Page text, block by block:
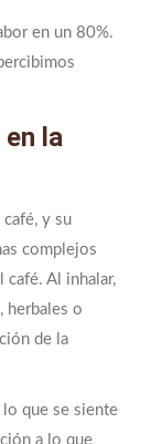
en un 80%.
la
café, y su
complejos
Al inhalar,
herbales o
de la
lo que se siente
a lo que